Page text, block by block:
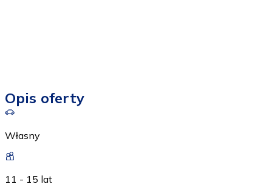
Opis oferty
Własny
11 - 15 lat